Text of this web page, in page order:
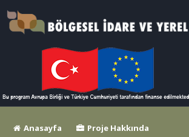
Anasayfa Proje Hakkında